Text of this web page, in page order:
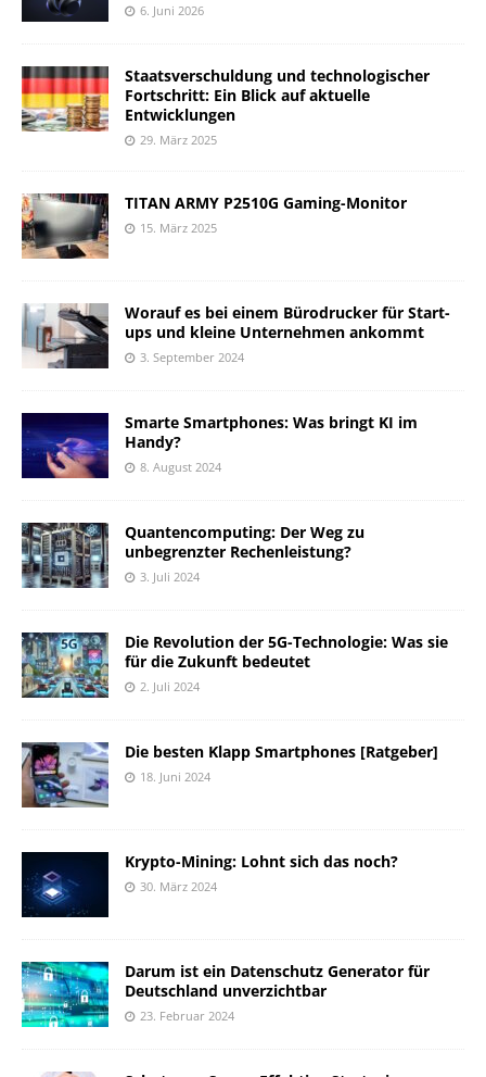
6. Juni 2026
Staatsverschuldung und technologischer
Fortschritt: Ein Blick auf aktuelle
Entwicklungen
29. März 2025
TITAN ARMY P2510G Gaming-Monitor
15. März 2025
Worauf es bei einem Bürodrucker für Start-
ups und kleine Unternehmen ankommt
3. September 2024
Smarte Smartphones: Was bringt KI im
Handy?
8. August 2024
Quantencomputing: Der Weg zu
unbegrenzter Rechenleistung?
3. Juli 2024
Die Revolution der 5G-Technologie: Was sie
für die Zukunft bedeutet
2. Juli 2024
Die besten Klapp Smartphones [Ratgeber]
18. Juni 2024
Krypto-Mining: Lohnt sich das noch?
30. März 2024
Darum ist ein Datenschutz Generator für
Deutschland unverzichtbar
23. Februar 2024